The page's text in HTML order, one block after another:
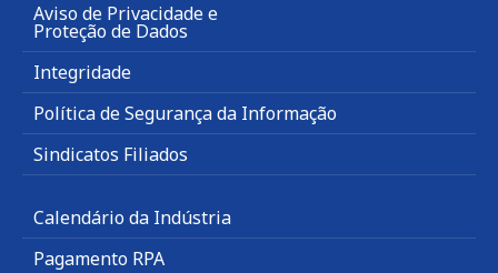
Aviso de Privacidade e
Proteção de Dados
Integridade
Política de Segurança da Informação
Sindicatos Filiados
Calendário da Indústria
Pagamento RPA